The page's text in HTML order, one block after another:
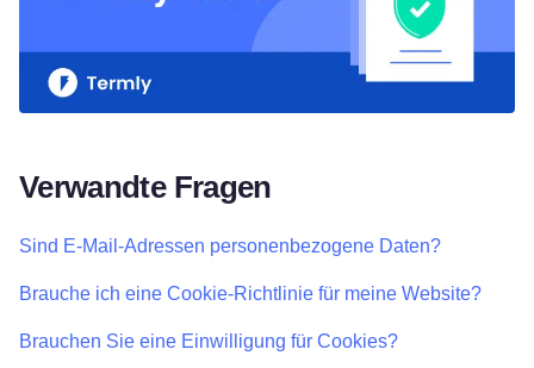
Verwandte Fragen
Sind E-Mail-Adressen personenbezogene Daten?
Brauche ich eine Cookie-Richtlinie für meine Website?
Brauchen Sie eine Einwilligung für Cookies?